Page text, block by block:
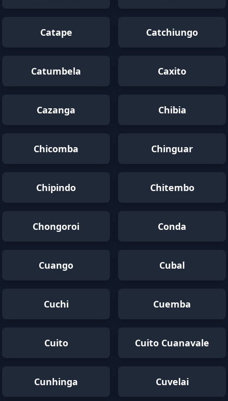
Catape Catchiungo
Catumbela Caxito
Cazanga Chibia
Chicomba Chinguar
Chipindo Chitembo
Chongoroi Conda
Cuango Cubal
Cuchi Cuemba
Cuito Cuito Cuanavale
Cunhinga Cuvelai